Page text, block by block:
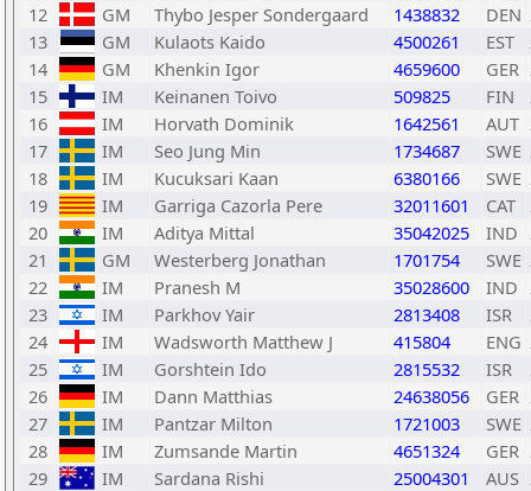
12
GM Thybo Jesper Sondergaard 1438832 DEN
13
GM Kulaots Kaido 4500261 EST
14
GM Khenkin Igor 4659600 GER
15
IM Keinanen Toivo 509825 FIN
16
IM Horvath Dominik 1642561 AUT
17
IM Seo Jung Min 1734687 SWE
18
IM Kucuksari Kaan 6380166 SWE
19
IM Garriga Cazorla Pere 32011601 CAT
20
IM Aditya Mittal 35042025 IND
21
GM Westerberg Jonathan 1701754 SWE
22
IM Pranesh M 35028600 IND
23
IM Parkhov Yair 2813408 ISR
24
IM Wadsworth Matthew J 415804 ENG
25
IM Gorshtein Ido 2815532 ISR
26
IM Dann Matthias 24638056 GER
27
IM Pantzar Milton 1721003 SWE
28
IM Zumsande Martin 4651324 GER
29
IM Sardana Rishi 25004301 AUS